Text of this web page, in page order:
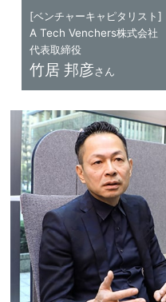
[ベンチャーキャピタリスト]
A Tech Venchers株式会社
代表取締役
竹居 邦彦さん